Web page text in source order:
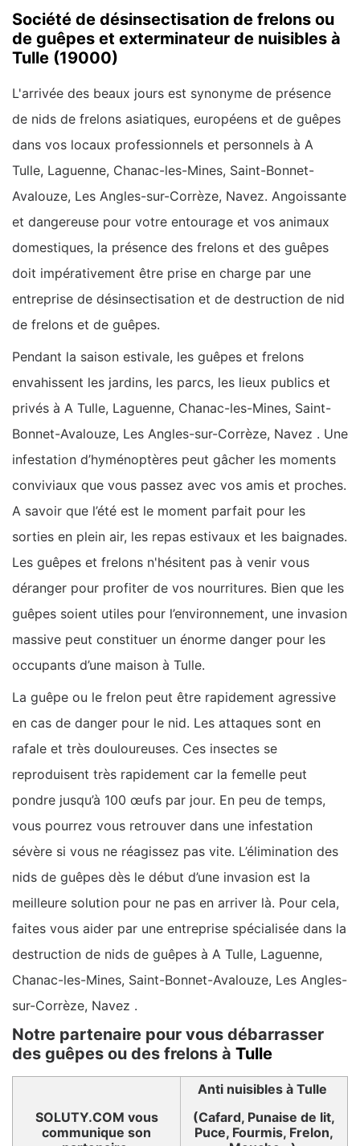
Société de désinsectisation de frelons ou
de guêpes et exterminateur de nuisibles à
Tulle (19000)
L'arrivée des beaux jours est synonyme de présence
de nids de frelons asiatiques, européens et de guêpes
dans vos locaux professionnels et personnels à A
Tulle, Laguenne, Chanac-les-Mines, Saint-Bonnet-
Avalouze, Les Angles-sur-Corrèze, Navez. Angoissante
et dangereuse pour votre entourage et vos animaux
domestiques, la présence des frelons et des guêpes
doit impérativement être prise en charge par une
entreprise de désinsectisation et de destruction de nid
de frelons et de guêpes.
Pendant la saison estivale, les guêpes et frelons
envahissent les jardins, les parcs, les lieux publics et
privés à A Tulle, Laguenne, Chanac-les-Mines, Saint-
Bonnet-Avalouze, Les Angles-sur-Corrèze, Navez . Une
infestation d’hyménoptères peut gâcher les moments
conviviaux que vous passez avec vos amis et proches.
A savoir que l’été est le moment parfait pour les
sorties en plein air, les repas estivaux et les baignades.
Les guêpes et frelons n'hésitent pas à venir vous
déranger pour profiter de vos nourritures. Bien que les
guêpes soient utiles pour l’environnement, une invasion
massive peut constituer un énorme danger pour les
occupants d’une maison à Tulle.
La guêpe ou le frelon peut être rapidement agressive
en cas de danger pour le nid. Les attaques sont en
rafale et très douloureuses. Ces insectes se
reproduisent très rapidement car la femelle peut
pondre jusqu’à 100 œufs par jour. En peu de temps,
vous pourrez vous retrouver dans une infestation
sévère si vous ne réagissez pas vite. L’élimination des
nids de guêpes dès le début d’une invasion est la
meilleure solution pour ne pas en arriver là. Pour cela,
faites vous aider par une entreprise spécialisée dans la
destruction de nids de guêpes à A Tulle, Laguenne,
Chanac-les-Mines, Saint-Bonnet-Avalouze, Les Angles-
sur-Corrèze, Navez .
Notre partenaire pour vous débarrasser
des guêpes ou des frelons à Tulle
SOLUTY.COM vous
communique son
Anti nuisibles à Tulle
(Cafard, Punaise de lit,
Puce, Fourmis, Frelon,